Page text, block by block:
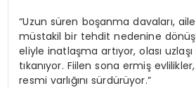
“Uzun süren boşanma davaları,
müstakil bir tehdit nedenine
eliyle inatlaşma artıyor, olası uzlaşı
tıkanıyor. Fiilen sona ermiş
resmi varlığını sürdürüyor.”